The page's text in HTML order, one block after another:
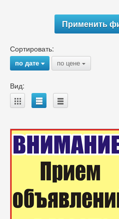
Сортировать:
по дате{ по цене {
Вид:
A B C